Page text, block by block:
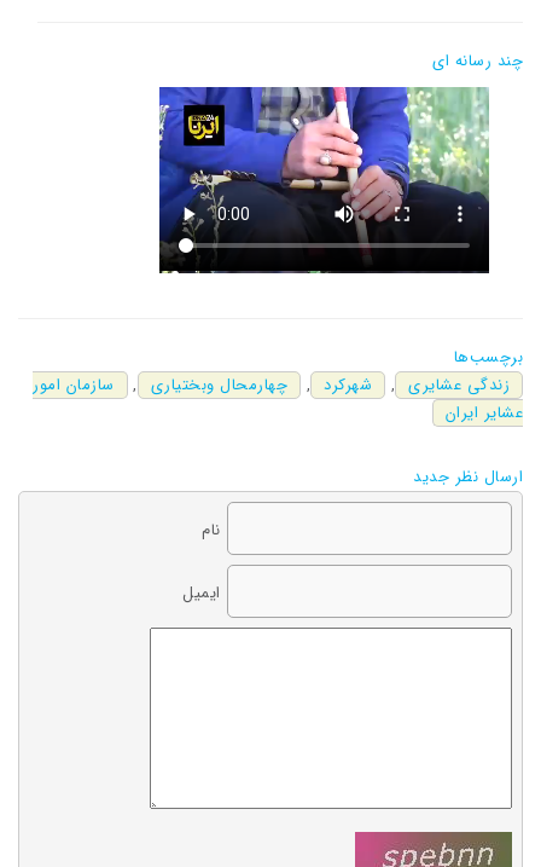
چند رسانه ای
برچسب‌ها
زندگی عشایری , شهرکرد , چهارمحال وبختیاری ,
سازمان امور
عشایر ایران
ارسال نظر جدید
نام
ایمیل